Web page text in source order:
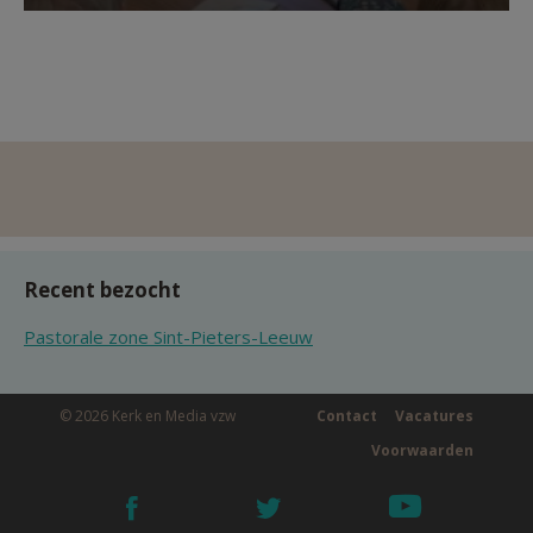
Recent bezocht
Pastorale zone Sint-Pieters-Leeuw
© 2026 Kerk en Media vzw Vacatures
Contact
Voorwaarden